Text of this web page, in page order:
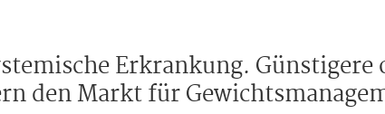
Erkrankung. Günstigere
den Markt für